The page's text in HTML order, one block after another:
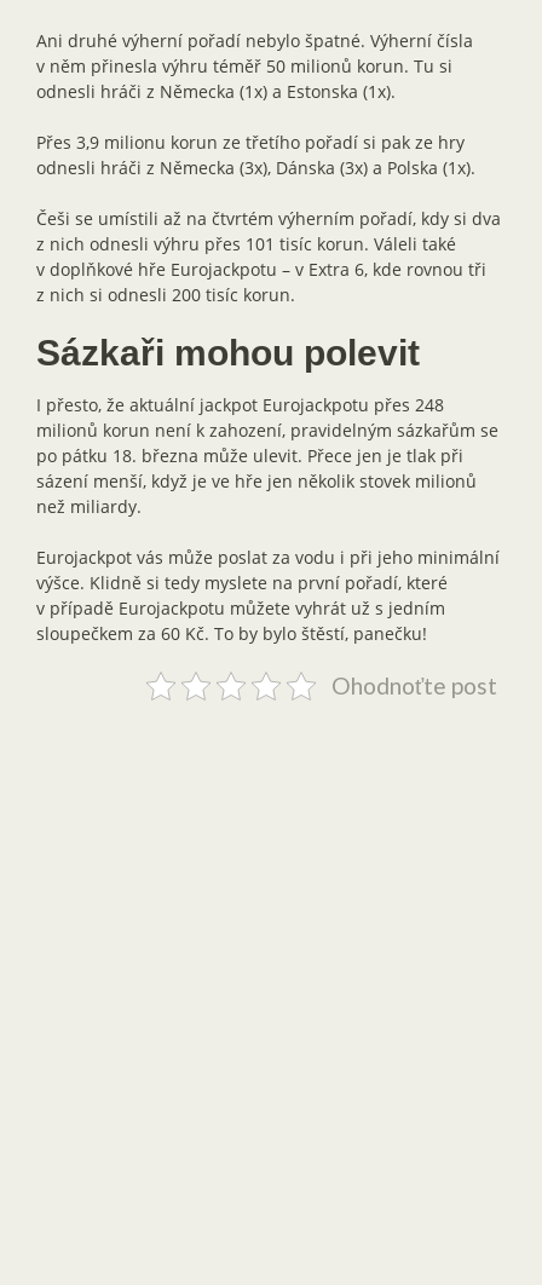
Ani druhé výherní pořadí nebylo špatné. Výherní čísla
v něm přinesla výhru téměř 50 milionů korun. Tu si
odnesli hráči z Německa (1x) a Estonska (1x).
Přes 3,9 milionu korun ze třetího pořadí si pak ze hry
odnesli hráči z Německa (3x), Dánska (3x) a Polska (1x).
Češi se umístili až na čtvrtém výherním pořadí, kdy si dva
z nich odnesli výhru přes 101 tisíc korun. Váleli také
v doplňkové hře Eurojackpotu – v Extra 6, kde rovnou tři
z nich si odnesli 200 tisíc korun.
Sázkaři mohou polevit
I přesto, že aktuální jackpot Eurojackpotu přes 248
milionů korun není k zahození, pravidelným sázkařům se
po pátku 18. března může ulevit. Přece jen je tlak při
sázení menší, když je ve hře jen několik stovek milionů
než miliardy.
Eurojackpot vás může poslat za vodu i při jeho minimální
výšce. Klidně si tedy myslete na první pořadí, které
v případě Eurojackpotu můžete vyhrát už s jedním
sloupečkem za 60 Kč. To by bylo štěstí, panečku!
Ohodnoťte post